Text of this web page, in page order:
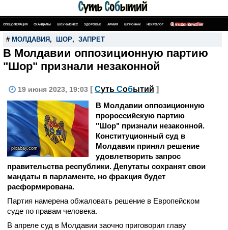
СПЕЦОПЕРАЦИЯ СКАНДАЛЫ ШОУ-БИЗНЕС ЗДОРОВЬЕ АРМИЯ ШПИОНАЖ НЕКРОЛОГ ПОИСК ПО САЙТУ
# МОЛДАВИЯ , ШОР, ЗАПРЕТ
В Молдавии оппозиционную партию
"Шор" признали незаконной
19 июня 2023, 19:03 [ Суть Событий ]
pixabay.com
В Молдавии оппозиционную
пророссийскую партию
"Шор" признали незаконной.
Конституционный суд в
Молдавии принял решение
удовлетворить запрос
правительства республики. Депутаты сохранят свои
мандаты в парламенте, но фракция будет
расформирована.
Партия намерена обжаловать решение в Европейском
суде по правам человека.
В апреле суд в Молдавии заочно приговорил главу